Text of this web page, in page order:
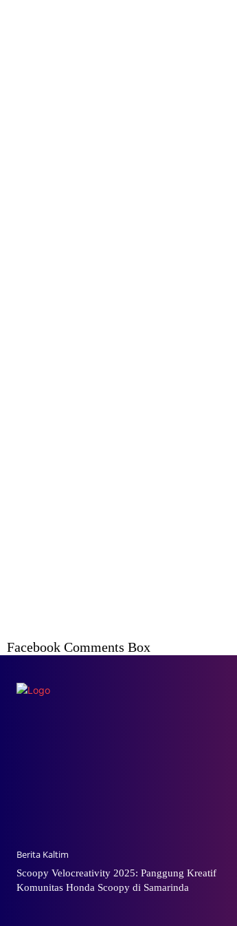
Facebook Comments Box
Berita Kaltim
Scoopy Velocreativity 2025: Panggung Kreatif
Komunitas Honda Scoopy di Samarinda